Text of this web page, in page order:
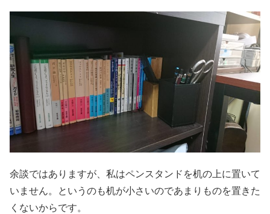
余談ではありますが、私はペンスタンドを机の上に置いて
いません。というのも机が小さいのであまりものを置きた
くないからです。